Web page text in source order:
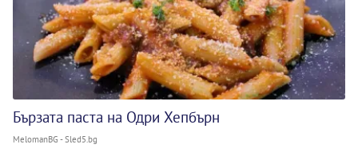
Бързата паста на Одри Хепбърн
MelomanBG - Sled5.bg